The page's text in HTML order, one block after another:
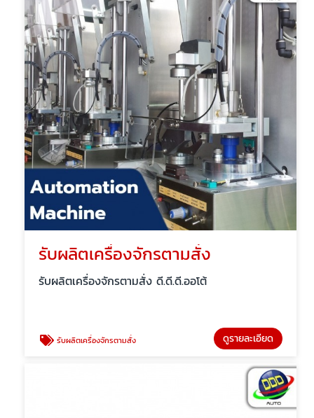
รับผลิตเครื่องจักรตามสั่ง
รับผลิตเครื่องจักรตามสั่ง ดี.ดี.ดี.ออโต้
รับผลิตเครื่องจักรตามสั่ง ดูรายละเอียด